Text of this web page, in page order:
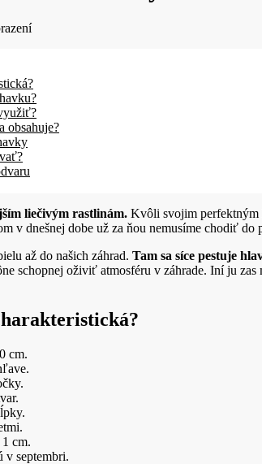
obsahuje?
liečivým rastlinám. Kvôli svojim perfektným
v dnešnej dobe už za ňou nemusíme chodiť do
až do našich záhrad. Tam sa síce pestuje
schopnej oživiť atmosféru v záhrade. Iní ju
cm.
cm.
septembri.